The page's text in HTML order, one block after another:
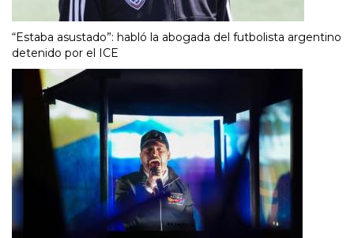
“Estaba asustado”: habló la abogada del futbolista argentino
detenido por el ICE